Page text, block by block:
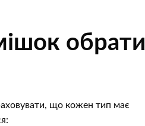
обрати
що кожен тип має